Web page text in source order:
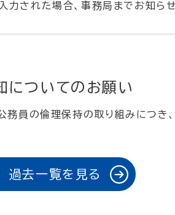
れた場合、事務局までお知らせ
についてのお願い
員の倫理保持の取り組みにつき、
過去一覧を見る